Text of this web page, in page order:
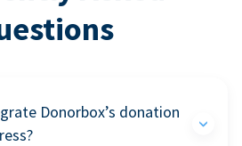
Donorbox’s donation